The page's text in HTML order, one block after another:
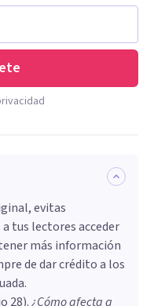
evitas
tus lectores acceder
más información
de dar crédito a los
28).¿Cómo afecta a